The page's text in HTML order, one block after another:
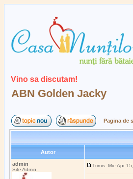
Vino sa discutam!
ABN Golden Jacky
Pagina de
Autor
admin
Site Admin
Trimis: Mie Apr